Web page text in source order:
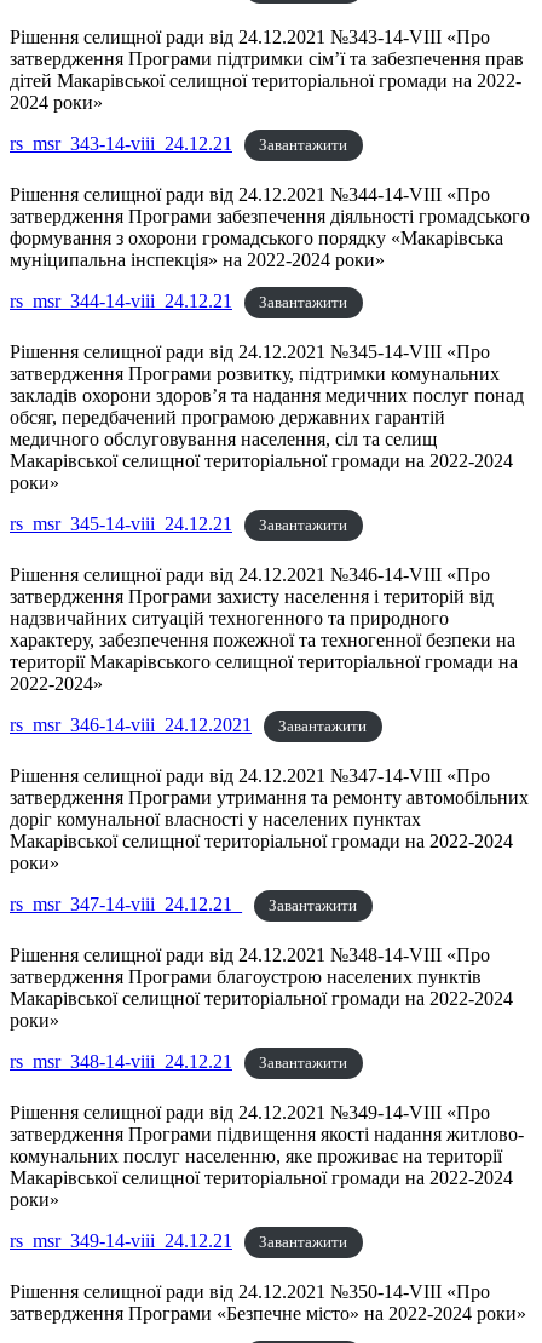
Рішення селищної ради від 24.12.2021 №343-14-VIII «Про
затвердження Програми підтримки сім’ї та забезпечення прав
дітей Макарівської селищної територіальної громади на 2022-
2024 роки»
rs_msr_343-14-viii_24.12.21
Завантажити
Рішення селищної ради від 24.12.2021 №344-14-VIII «Про
затвердження Програми забезпечення діяльності громадського
формування з охорони громадського порядку «Макарівська
муніципальна інспекція» на 2022-2024 роки»
rs_msr_344-14-viii_24.12.21
Завантажити
Рішення селищної ради від 24.12.2021 №345-14-VIII «Про
затвердження Програми розвитку, підтримки комунальних
закладів охорони здоров’я та надання медичних послуг понад
обсяг, передбачений програмою державних гарантій
медичного обслуговування населення, сіл та селищ
Макарівської селищної територіальної громади на 2022-2024
роки»
rs_msr_345-14-viii_24.12.21
Завантажити
Рішення селищної ради від 24.12.2021 №346-14-VIII «Про
затвердження Програми захисту населення і територій від
надзвичайних ситуацій техногенного та природного
характеру, забезпечення пожежної та техногенної безпеки на
території Макарівського селищної територіальної громади на
2022-2024»
rs_msr_346-14-viii_24.12.2021
Завантажити
Рішення селищної ради від 24.12.2021 №347-14-VIII «Про
затвердження Програми утримання та ремонту автомобільних
доріг комунальної власності у населених пунктах
Макарівської селищної територіальної громади на 2022-2024
роки»
rs_msr_347-14-viii_24.12.21_
Завантажити
Рішення селищної ради від 24.12.2021 №348-14-VIII «Про
затвердження Програми благоустрою населених пунктів
Макарівської селищної територіальної громади на 2022-2024
роки»
rs_msr_348-14-viii_24.12.21
Завантажити
Рішення селищної ради від 24.12.2021 №349-14-VIII «Про
затвердження Програми підвищення якості надання житлово-
комунальних послуг населенню, яке проживає на території
Макарівської селищної територіальної громади на 2022-2024
роки»
rs_msr_349-14-viii_24.12.21
Завантажити
Рішення селищної ради від 24.12.2021 №350-14-VIII «Про
затвердження Програми «Безпечне місто» на 2022-2024 роки»